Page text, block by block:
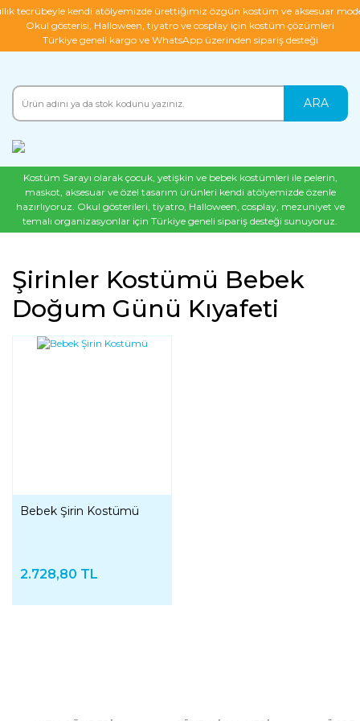
tecrübeyle kendi atölyemizde ürettiğimiz özgün kostüm ve aksesuar
Okul gösterisi, Halloween, tiyatro ve cosplay için kostüm çözümleri
Türkiye geneli kargo ve WhatsApp üzerinden sipariş desteği
ARA
Kostüm Sarayı olarak çocuk, yetişkin ve bebek kostümleri ile pelerin,
maskot, aksesuar ve özel tasarım ürünleri kendi atölyemizde özenle
hazırlıyoruz. Okul gösterileri, tiyatro, Halloween, cosplay, mezuniyet ve
temalı organizasyonlar için Türkiye geneli sipariş desteği sunuyoruz.
Şirinler Kostümü Bebek
Doğum Günü Kıyafeti
Bebek Şirin Kostümü
2.728,80 TL